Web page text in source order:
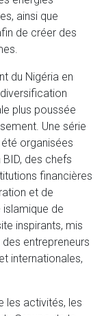
ainsi que
de créer des
du Nigéria en
plus poussée
Une série
organisées
des chefs
financières
et de
de
inspirants, mis
entrepreneurs
internationales,
les activités, les